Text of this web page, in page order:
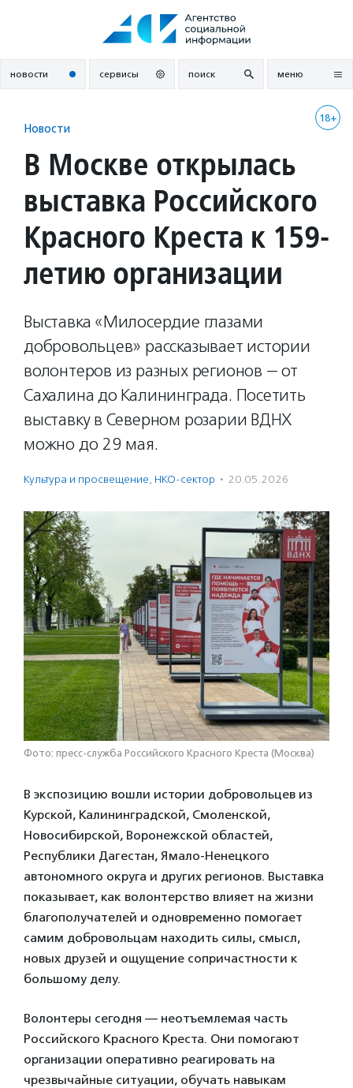
новости сервисы поиск меню
18+
Новости
В Москве открылась
выставка Российского
Красного Креста к 159-
летию организации
Выставка «Милосердие глазами
добровольцев» рассказывает истории
волонтеров из разных регионов — от
Сахалина до Калининграда. Посетить
выставку в Северном розарии ВДНХ
можно до 29 мая.
Культура и просвещение, НКО-сектор · 20.05.2026
Фото: пресс-служба Российского Красного Креста (Москва)
В экспозицию вошли истории добровольцев из
Курской, Калининградской, Смоленской,
Новосибирской, Воронежской областей,
Республики Дагестан, Ямало-Ненецкого
автономного округа и других регионов. Выставка
показывает, как волонтерство влияет на жизни
благополучателей и одновременно помогает
самим добровольцам находить силы, смысл,
новых друзей и ощущение сопричастности к
большому делу.
Волонтеры сегодня — неотъемлемая часть
Российского Красного Креста. Они помогают
организации оперативно реагировать на
чрезвычайные ситуации, обучать навыкам